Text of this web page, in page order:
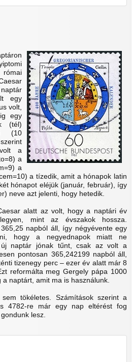
egy
volt,
egy
(tél)
(10
volt a
a
a
a tízedik, amit a hónapok latin
hónapot eléjük (január, február), így
neve azt jelenti, hogy hetedik.
alatt az volt, hogy a naptári év
mint az évszakok hossza.
napból áll, így négyévente egy
hogy a negyednapok miatt ne
naptár jónak tűnt, csak az volt a
pontosan 365,242199 napból áll,
tizenegy perc – ezer év alatt már 8
reformálta meg Gergely pápa 1000
naptárt, amit ma is használunk.
tökéletes. Számítások szerint a
4782-re már egy nap eltérést fog
lesz.